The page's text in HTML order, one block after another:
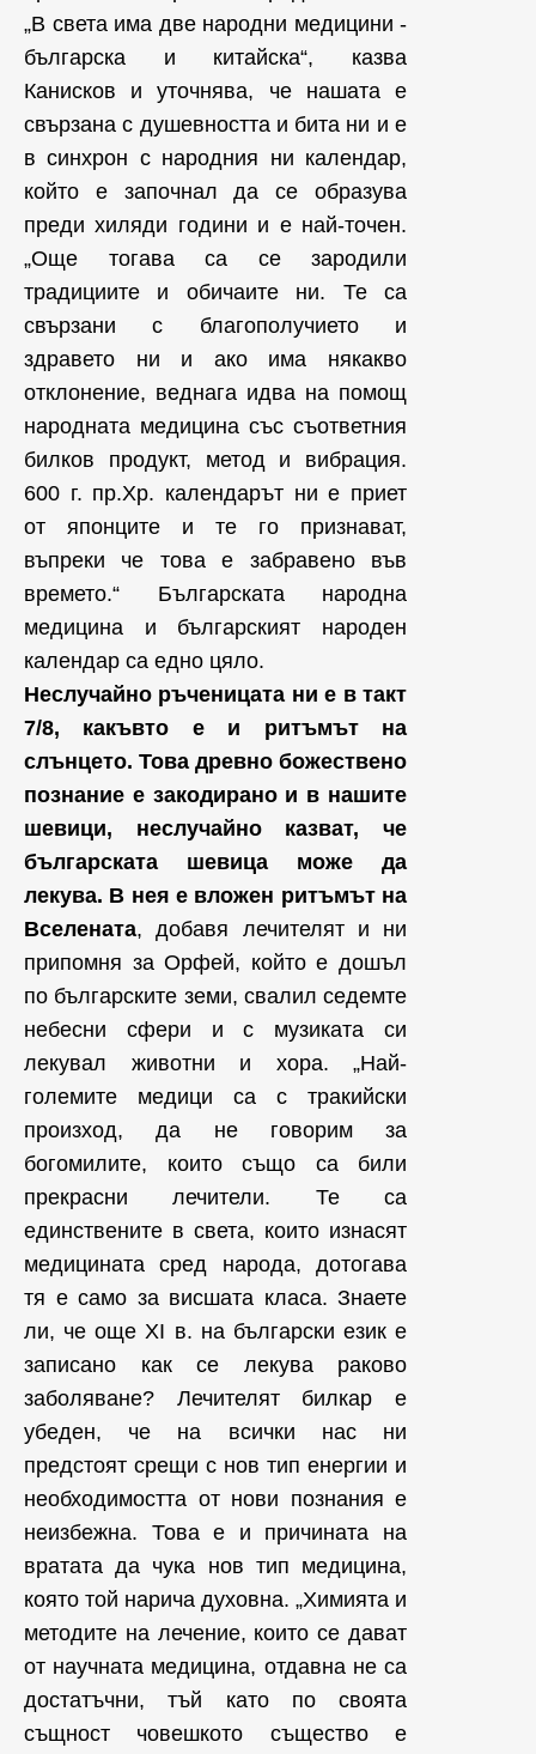
„В света има две народни медицини -
българска и китайска“, казва
Канисков и уточнява, че нашата е
свързана с душевността и бита ни и е
в синхрон с народния ни календар,
който е започнал да се образува
преди хиляди години и е най-точен.
„Още тогава са се зародили
традициите и обичаите ни. Те са
свързани с благополучието и
здравето ни и ако има някакво
отклонение, веднага идва на помощ
народната медицина със съответния
билков продукт, метод и вибрация.
600 г. пр.Хр. календарът ни е приет
от японците и те го признават,
въпреки че това е забравено във
времето.“ Българската народна
медицина и българският народен
календар са едно цяло.
Неслучайно ръченицата ни е в такт
7/8, какъвто е и ритъмът на
слънцето. Това древно божествено
познание е закодирано и в нашите
шевици, неслучайно казват, че
българската шевица може да
лекува. В нея е вложен ритъмът на
Вселената, добавя лечителят и ни
припомня за Орфей, който е дошъл
по българските земи, свалил седемте
небесни сфери и с музиката си
лекувал животни и хора. „Най-
големите медици са с тракийски
произход, да не говорим за
богомилите, които също са били
прекрасни лечители. Те са
единствените в света, които изнасят
медицината сред народа, дотогава
тя е само за висшата класа. Знаете
ли, че още XI в. на български език е
записано как се лекува раково
заболяване? Лечителят билкар е
убеден, че на всички нас ни
предстоят срещи с нов тип енергии и
необходимостта от нови познания е
неизбежна. Това е и причината на
вратата да чука нов тип медицина,
която той нарича духовна. „Химията и
методите на лечение, които се дават
от научната медицина, отдавна не са
достатъчни, тъй като по своята
същност човешкото същество е